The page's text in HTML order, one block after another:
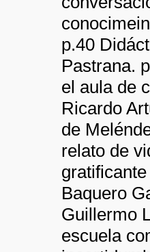
p.40
Pastrana.
el aula de
Ricardo
de
relato de
Baquero
Guillermo
escuela